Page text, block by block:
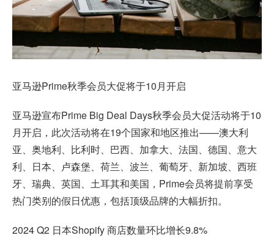
亚马逊Prime秋季会员大促将于10月开启
亚马逊宣布Prime Big Deal Days秋季会员大促活动将于10
月开启，此次活动将在19个国家和地区推出——澳大利
亚、奥地利、比利时、巴西、加拿大、法国、德国、意大
利、日本、卢森堡、荷兰、波兰、葡萄牙、新加坡、西班
牙、瑞典、英国、土耳其和美国，Prime会员将提前享受
热门类别的假日优惠，包括顶级品牌的大幅折扣。
2024 Q2 日本Shopify 商店数量环比增长9.8%